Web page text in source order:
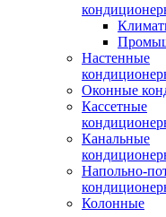
Настенные
Оконные
Кассетные
Канальные
Напольно-
Колонные